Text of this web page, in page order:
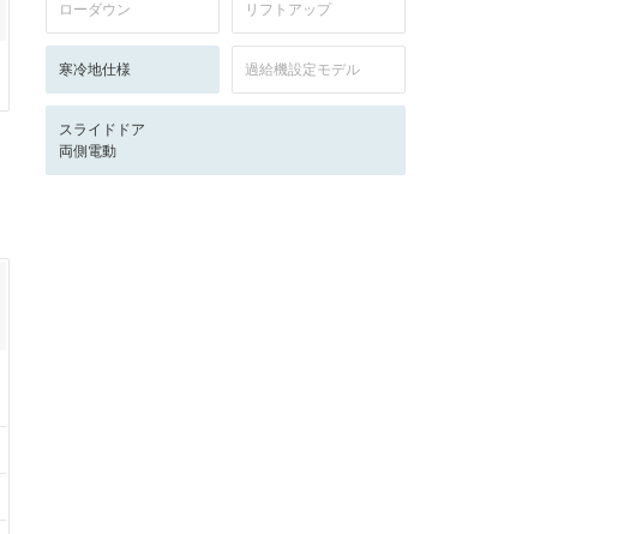
ローダウン リフトアップ
寒冷地仕様 過給機設定モデル
スライドドア
両側電動